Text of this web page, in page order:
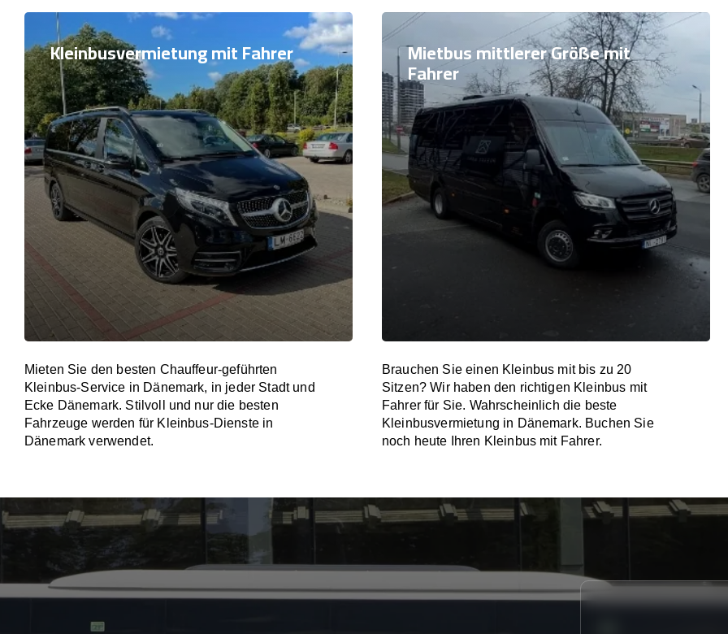
Kleinbusvermietung mit Fahrer
Mieten Sie den besten Chauffeur-geführten
Kleinbus-Service in Dänemark, in jeder Stadt und
Ecke Dänemark. Stilvoll und nur die besten
Fahrzeuge werden für Kleinbus-Dienste in
Dänemark verwendet.
Mietbus mittlerer Größe mit
Fahrer
Brauchen Sie einen Kleinbus mit bis zu 20
Sitzen? Wir haben den richtigen Kleinbus mit
Fahrer für Sie. Wahrscheinlich die beste
Kleinbusvermietung in Dänemark. Buchen Sie
noch heute Ihren Kleinbus mit Fahrer.